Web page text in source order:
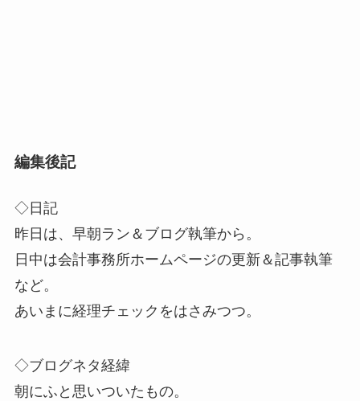
編集後記
◇日記
昨日は、早朝ラン＆ブログ執筆から。
日中は会計事務所ホームページの更新＆記事執筆
など。
あいまに経理チェックをはさみつつ。
◇ブログネタ経緯
朝にふと思いついたもの。